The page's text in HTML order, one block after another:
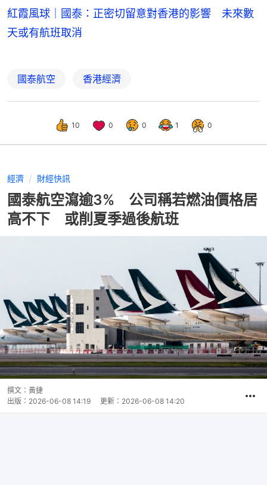
紅霞風球｜國泰：正密切留意對香港的影響 未來數
天或有航班取消
國泰航空 香港經濟
10 0 0 1 0
經濟 財經快訊
國泰航空瀉逾3% 公司稱若燃油價格居
高不下 或削夏季過後航班
撰文： 黃捷
出版： 2026-06-08 14:19 更新： 2026-06-08 14:20